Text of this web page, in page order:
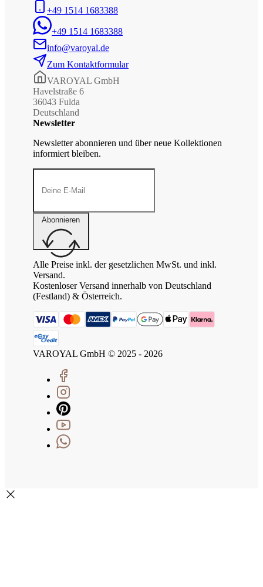
+49 1514 1683388
+49 1514 1683388
info@varoyal.de
Zum Kontaktformular
VAROYAL GmbH
Havelstraße 6
36043 Fulda
Deutschland
Newsletter
Newsletter abonnieren und über neue Kollektionen
informiert bleiben.
Abonnieren
Alle Preise inkl. der gesetzlichen MwSt. und inkl.
Versand.
Kostenloser Versand innerhalb von Deutschland
(Festland) & Österreich.
VAROYAL GmbH © 2025 - 2026